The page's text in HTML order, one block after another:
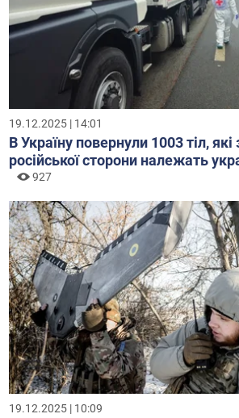
19.12.2025 | 14:01
В Україну повернули 1003 тіл,
російської сторони належать
927
19.12.2025 | 10:09